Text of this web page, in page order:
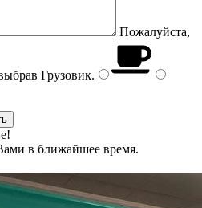
Пожалуйста,
Грузовик.
в ближайшее время.